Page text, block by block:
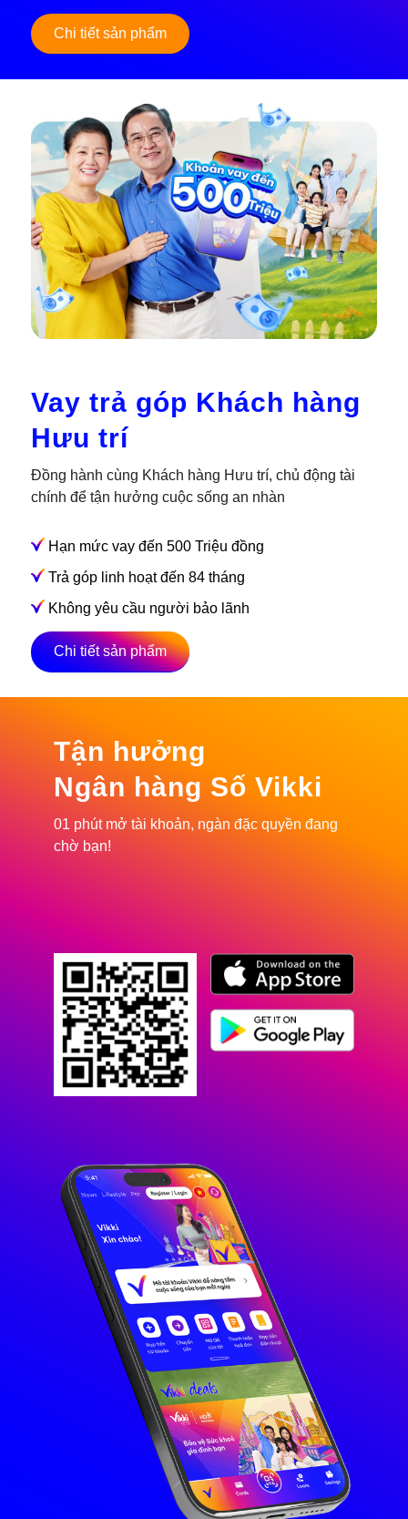
Chi tiết sản phẩm
Vay trả góp Khách hàng
Hưu trí
Đồng hành cùng Khách hàng Hưu trí, chủ động tài
chính để tận hưởng cuộc sống an nhàn
Hạn mức vay đến 500 Triệu đồng
Trả góp linh hoạt đến 84 tháng
Không yêu cầu người bảo lãnh
Chi tiết sản phẩm
Tận hưởng
Ngân hàng Số Vikki
01 phút mở tài khoản, ngàn đặc quyền đang
chờ bạn!